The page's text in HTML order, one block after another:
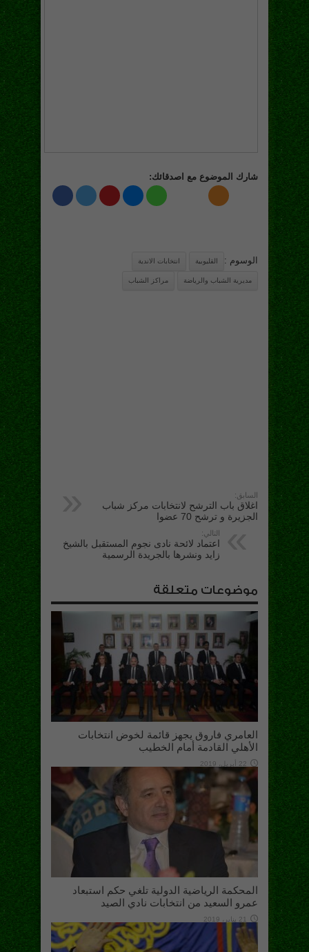
شارك الموضوع مع اصدقائك:
الوسوم : القليوبية انتخابات الاندية
مديرية الشباب والرياضة مراكز الشباب
السابق:
اغلاق باب الترشح لانتخابات مركز شباب
الجزيرة و ترشح 70 عضوا
التالي:
اعتماد لائحة نادى نجوم المستقبل بالشيخ
زايد ونشرها بالجريدة الرسمية
موضوعات متعلقة
العامري فاروق يجهز قائمة لخوض انتخابات
الأهلي القادمة أمام الخطيب
22 أبريل، 2019
المحكمة الرياضية الدولية تلغي حكم استبعاد
عمرو السعيد من انتخابات نادي الصيد
21 يناير، 2019